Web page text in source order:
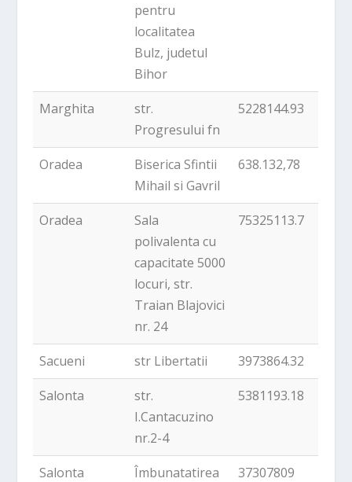
pentru
localitatea
Bulz, judetul
Bihor
Marghita
str.
Progresului fn
5228144.93
Oradea
Biserica Sfintii
Mihail si Gavril
638.132,78
Oradea
Sala
polivalenta cu
capacitate 5000
locuri, str.
Traian Blajovici
nr. 24
75325113.7
Sacueni str Libertatii
3973864.32
Salonta
str.
I.Cantacuzino
nr.2-4
5381193.18
Salonta
Îmbunatatirea
37307809